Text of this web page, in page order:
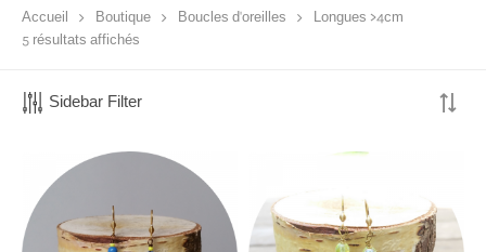
Accueil Boutique Boucles d'oreilles
Longues >4cm
5 résultats affichés
Sidebar Filter